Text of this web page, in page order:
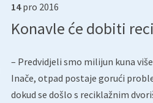
14 pro 2016
Konavle će dobiti
– Predvidjeli smo milijun kuna
Inače, otpad postaje gorući
dokud se došlo s reciklažnim